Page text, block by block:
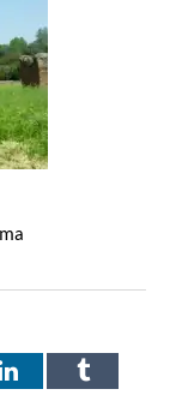
LinkedInTumblr